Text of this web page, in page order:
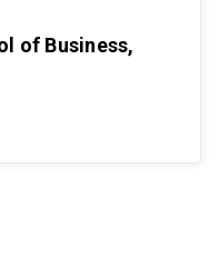
of Business,